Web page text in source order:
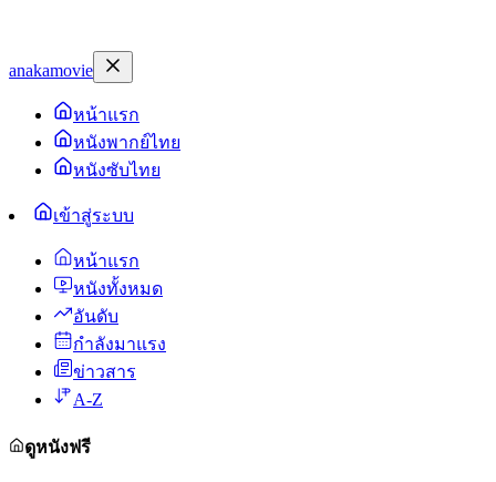
anakamovie
หน้าแรก
หนังพากย์ไทย
หนังซับไทย
เข้าสู่ระบบ
หน้าแรก
หนังทั้งหมด
อันดับ
กำลังมาแรง
ข่าวสาร
A-Z
ดูหนังฟรี